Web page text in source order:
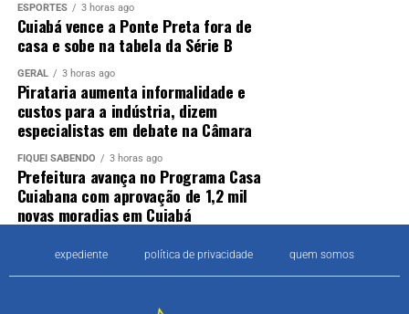
ESPORTES 3 horas ago
Cuiabá vence a Ponte Preta fora de
casa e sobe na tabela da Série B
GERAL 3 horas ago
Pirataria aumenta informalidade e
custos para a indústria, dizem
especialistas em debate na Câmara
FIQUEI SABENDO 3 horas ago
Prefeitura avança no Programa Casa
Cuiabana com aprovação de 1,2 mil
novas moradias em Cuiabá
expediente política de privacidade quem somos